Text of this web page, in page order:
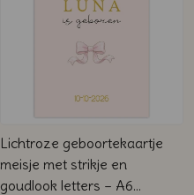
Lichtroze geboortekaartje
meisje met strikje en
goudlook letters – A6